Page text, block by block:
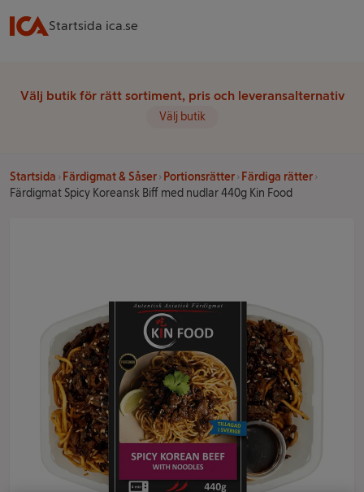
Startsida ica.se
Välj butik för rätt sortiment, pris och leveransalternativ
Välj butik
Startsida Färdigmat & Såser Portionsrätter
Färdiga rätter
Färdigmat Spicy Koreansk Biff med nudlar 440g Kin Food